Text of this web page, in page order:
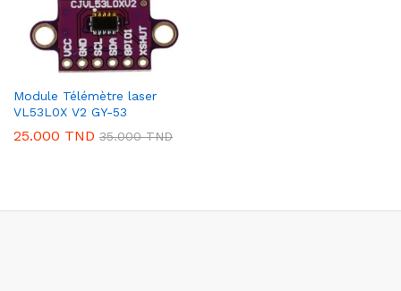
Module Télémètre laser
VL53L0X V2 GY-53
25.000 TND 35.000TND